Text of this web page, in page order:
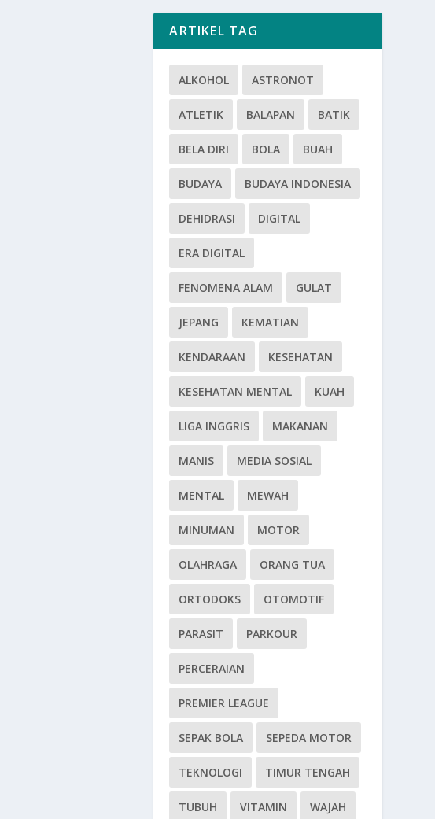
ARTIKEL TAG
ALKOHOL ASTRONOT
ATLETIK BALAPAN BATIK
BELA DIRI BOLA BUAH
BUDAYA BUDAYA INDONESIA
DEHIDRASI DIGITAL
ERA DIGITAL
FENOMENA ALAM GULAT
JEPANG KEMATIAN
KENDARAAN KESEHATAN
KESEHATAN MENTAL KUAH
LIGA INGGRIS MAKANAN
MANIS MEDIA SOSIAL
MENTAL MEWAH
MINUMAN MOTOR
OLAHRAGA ORANG TUA
ORTODOKS OTOMOTIF
PARASIT PARKOUR
PERCERAIAN
PREMIER LEAGUE
SEPAK BOLA SEPEDA MOTOR
TEKNOLOGI TIMUR TENGAH
TUBUH VITAMIN WAJAH